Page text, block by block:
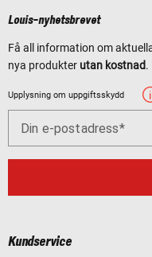
Louis-nyhetsbrevet
Få all information om
nya produkter utan kostnad.
Upplysning om uppgiftsskydd
Din e-postadress
Kundservice